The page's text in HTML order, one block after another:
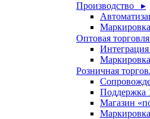
Производство ▸
Маркировка
Оптовая
Маркировка
Розничная
Поддержка
Магазин
Маркировка